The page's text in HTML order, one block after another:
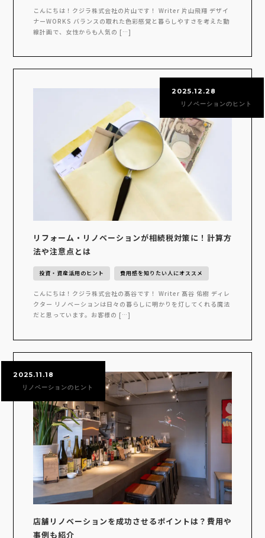
こんにちは！クジラ株式会社の片山です！ Writer 片山飛翔 デザイ
ナーWORKS バランスの取れた色彩感覚と暮らしやすさを考えた動
線計画で、女性からも人気の […]
2025.12.28
リノベーションのヒント
リフォーム・リノベーションが相続税対策に！計算方
法や注意点とは
投資・資産活用のヒント 費用感を知りたい人にオススメ
こんにちは！クジラ株式会社の髙谷です！ Writer 髙谷 佑樹 ディレ
クター リノベーションは日々の暮らしに明かりを灯してくれる魔法
だと思っています。お客様の […]
2025.11.18
リノベーションのヒント
店舗リノベーションを成功させるポイントは？費用や
事例も紹介